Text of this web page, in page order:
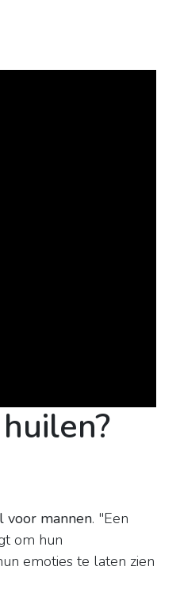
voor mannen. "Een
om hun
emoties te laten zien